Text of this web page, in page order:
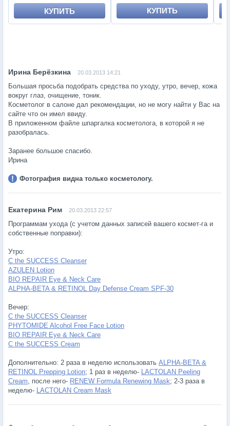
КУПИТЬ КУПИТЬ
20.03.2013 14:21
Большая просьба подобрать средства по уходу, утро, вечер, кожа
вокруг глаз, очищение, тоник.
Косметолог в салоне дал рекомендации, но не могу найти у Вас на
сайте что он имел ввиду.
В приложенном файле шпаргалка косметолога, в которой я не
разобралась.
Заранее большое спасибо.
Ирина
Фотография видна только косметологу.
20.03.2013 22:57
Программам ухода (с учетом данных записей вашего космет-га и
собственные поправки):
Утро:
C the SUCCESS Cleanser
AZULEN Lotion
BIO REPAIR Eye & Neck Care
ALPHA-BETA & RETINOL Day Defense Cream SPF-30
Вечер:
C the SUCCESS Cleanser
PHYTOMIDE Alcohol Free Face Lotion
BIO REPAIR Eye & Neck Care
C the SUCCESS Cream
Дополнительно: 2 раза в неделю использовать ALPHA-BETA &
RETINOL Prepping Lotion; 1 раз в неделю- LACTOLAN Peeling
Cream, после него- RENEW Formula Renewing Mask; 2-3 раза в
неделю- LACTOLAN Cream Mask